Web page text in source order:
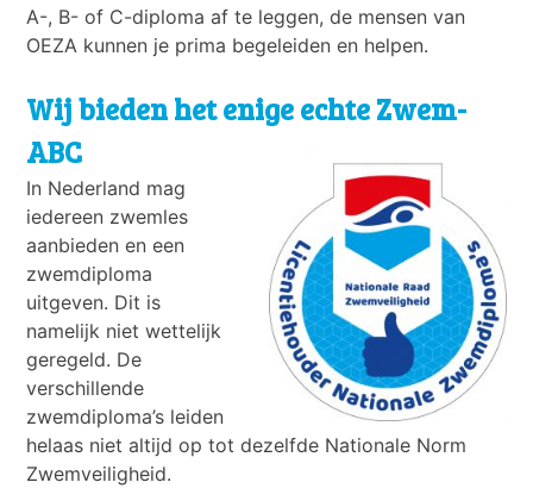
A-, B- of C-diploma af te leggen, de mensen van
OEZA kunnen je prima begeleiden en helpen.
Wij bieden het enige echte Zwem-
ABC
In Nederland mag
iedereen zwemles
aanbieden en een
zwemdiploma
uitgeven. Dit is
namelijk niet wettelijk
geregeld. De
verschillende
zwemdiploma’s leiden
helaas niet altijd op tot dezelfde Nationale Norm
Zwemveiligheid.